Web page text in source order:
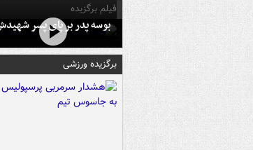
فیلم برگزیده
بوسه‌ پدر بر پای پسر
برگزیده ورزشی